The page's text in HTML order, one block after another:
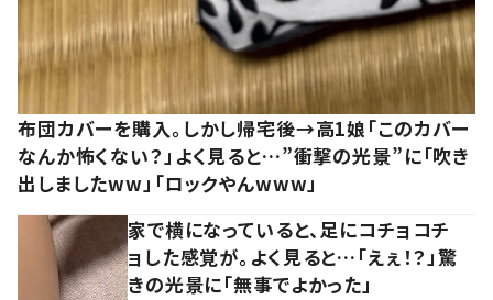
布団カバーを購入。しかし帰宅後→高1娘「このカバー
なんか怖くない？」よく見ると…”衝撃の光景”に「吹き
出しましたww」「ロックやんwww」
家で横になっていると、足にコチョコチ
ョした感覚が。よく見ると…「えぇ！？」驚
きの光景に「無事でよかった」